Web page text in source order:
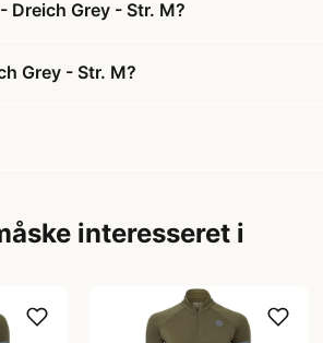
Dreich Grey - Str. M?
Grey - Str. M?
interesseret i